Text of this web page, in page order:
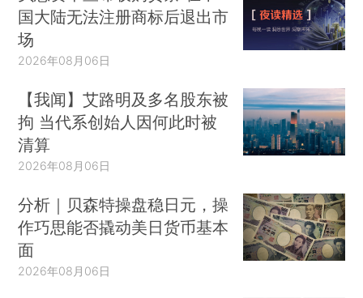
国大陆无法注册商标后退出市
场
2026年08月06日
【我闻】艾路明及多名股东被
拘 当代系创始人因何此时被
清算
2026年08月06日
分析｜贝森特操盘稳日元，操
作巧思能否撬动美日货币基本
面
2026年08月06日